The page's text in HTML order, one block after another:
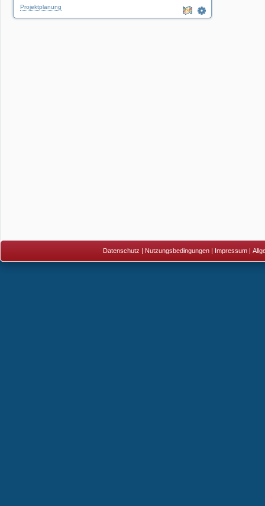
Projektplanung
Datenschutz | Nutzungsbedingungen | Impressum |